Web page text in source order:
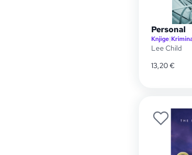
Personal
Knjige|
Lee Child
13,20€